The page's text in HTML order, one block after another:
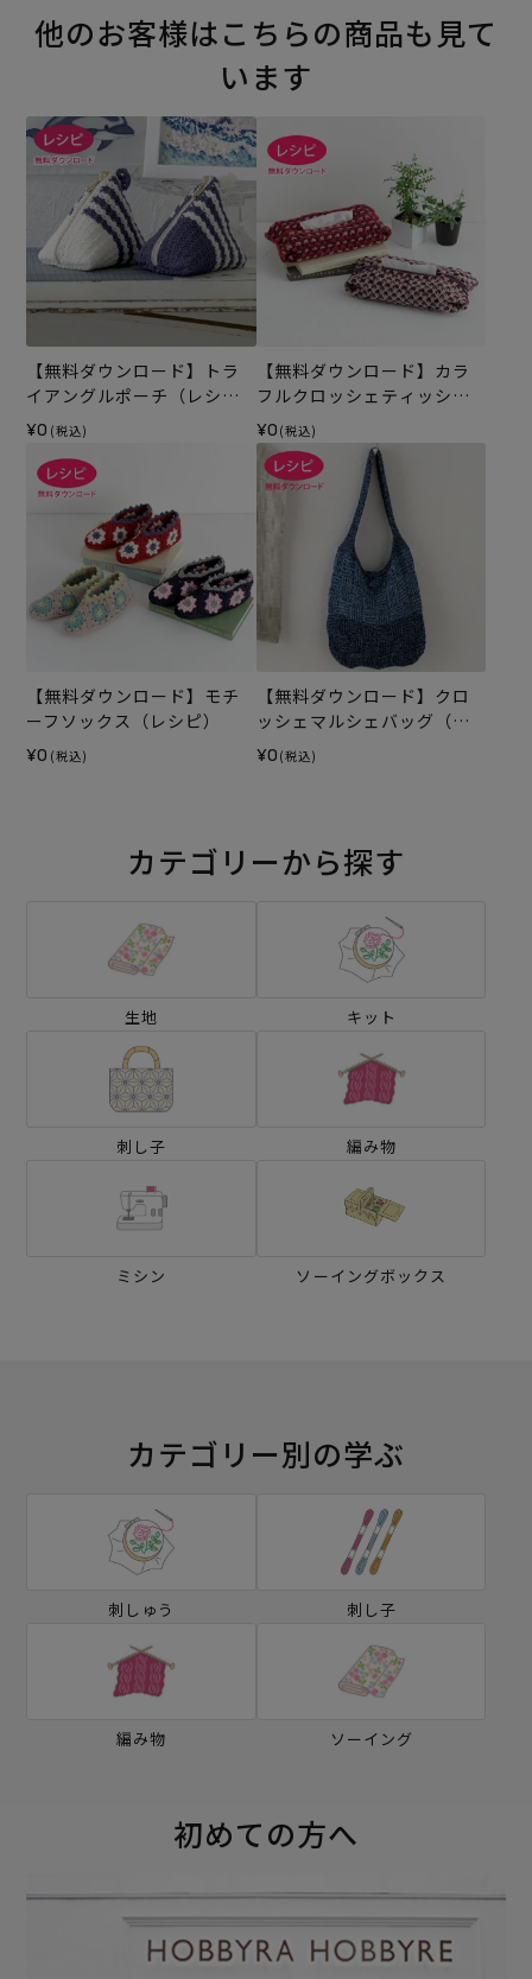
他のお客様はこちらの商品も見て
います
【無料ダウンロード】トラ
イアングルポーチ（レシ
ピ）
¥0 (税込)
【無料ダウンロード】カラ
フルクロッシェティッシュ
カバー（レシピ）
¥0 (税込)
【無料ダウンロード】モチ
ーフソックス（レシピ）
¥0 (税込)
【無料ダウンロード】クロ
ッシェマルシェバッグ（レ
シピ）
¥0 (税込)
カテゴリーから探す
生地 キット
刺し子 編み物
ミシン ソーイングボックス
カテゴリー別の学ぶ
刺しゅう 刺し子
編み物 ソーイング
初めての方へ